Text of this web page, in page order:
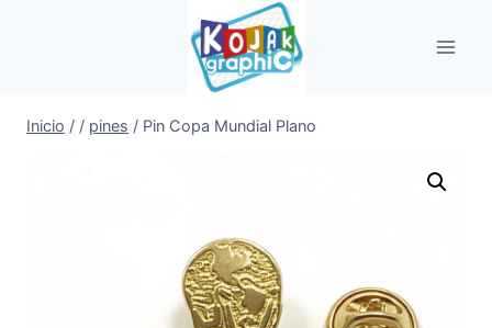
Inicio / / pines / Pin Copa Mundial Plano